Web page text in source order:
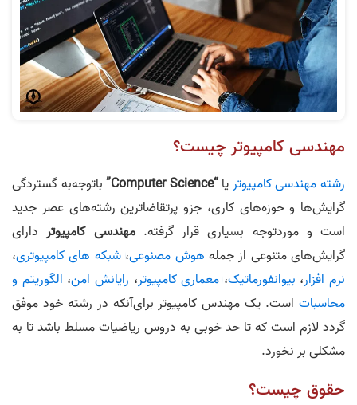
مهندسی کامپیوتر چیست؟
رشته مهندسی کامپیوتریا“Computer Science”
باتوجه‌به گستردگی
گرایش‌ها و حوزه‌های کاری، جزو پرتقاضاترین رشته‌های عصر جدید
است و موردتوجه بسیاری قرار گرفته. مهندسی کامپیوتردارای
گرایش‌های متنوعی از جمله هوش مصنوعی،شبکه های کامپیوتری،
نرم افزار، بیوانفورماتیک، معماری کامپیوتر، رایانش امن، الگوریتم و
محاسبات است. یک مهندس کامپیوتر برای‌آنکه در رشته‌ خود موفق
گردد لازم است که تا حد خوبی به دروس ریاضیات مسلط باشد تا به
مشکلی بر نخورد.
حقوق چیست؟